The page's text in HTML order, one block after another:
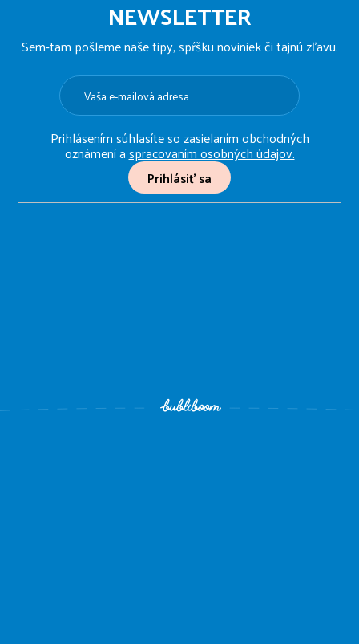
NEWSLETTER
Sem-tam pošleme naše tipy, spŕšku noviniek či tajnú zľavu.
Prihlásením súhlasíte so zasielaním obchodných
oznámení aspracovaním osobných údajov.
Prihlásiť sa